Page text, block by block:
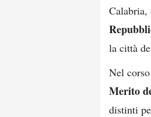
Calabria,
la città
Nel
Merito
distinti